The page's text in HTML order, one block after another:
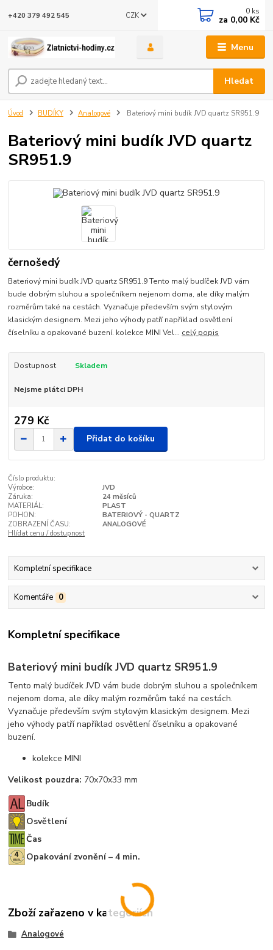
Menu
CZK
Hledat
+420 379 492 545 0 ks
za 0,00 Kč
Úvod BUDÍKY Analogové Bateriový mini budík JVD quartz SR951.9
Bateriový mini budík JVD quartz
SR951.9
černošedý
Bateriový mini budík JVD quartz SR951.9 Tento malý budíček JVD vám
bude dobrým sluhou a společníkem nejenom doma, ale díky malým
rozměrům také na cestách. Vyznačuje především svým stylovým
klasickým designem. Mezi jeho výhody patří například osvětlení
číselníku a opakované buzení. kolekce MINI Vel... celý popis
Dostupnost Skladem
Nejsme plátci DPH
279 Kč
Přidat do košíku
Číslo produktu:
Výrobce:
JVD
Záruka:
24 měsíců
MATERIÁL:
PLAST
POHON:
BATERIOVÝ - QUARTZ
ZOBRAZENÍ ČASU:
ANALOGOVÉ
Hlídat cenu / dostupnost
Kompletní specifikace
Komentáře 0
Kompletní specifikace
Bateriový mini budík JVD quartz SR951.9
Tento malý budíček JVD vám bude dobrým sluhou a společníkem
nejenom doma, ale díky malým rozměrům také na cestách.
Vyznačuje především svým stylovým klasickým designem. Mezi
jeho výhody patří například osvětlení číselníku a opakované
buzení.
kolekce MINI
Velikost pouzdra: 70x70x33 mm
Budík
Osvětlení
Čas
Opakování zvonění – 4 min.
Zboží zařazeno v kategoriích
Analogové